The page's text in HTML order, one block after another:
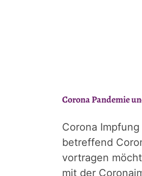
Corona Pandemie
Corona
betreffend
vortragen
mit der